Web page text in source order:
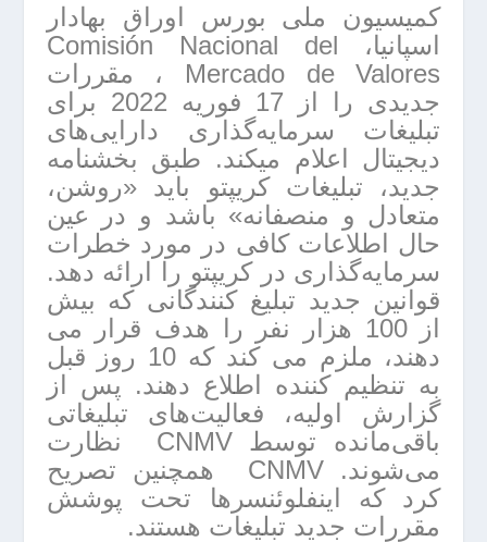
کمیسیون ملی بورس اوراق بهادار
اسپانیا، Comisión Nacional del
Mercado de Valores ، مقررات
جدیدی را از 17 فوریه 2022 برای
تبلیغات سرمایه‌گذاری دارایی‌های
دیجیتال اعلام میکند. طبق بخشنامه
جدید، تبلیغات کریپتو باید «روشن،
متعادل و منصفانه» باشد و در عین
حال اطلاعات کافی در مورد خطرات
سرمایه‌گذاری در کریپتو را ارائه دهد.
قوانین جدید تبلیغ کنندگانی که بیش
از 100 هزار نفر را هدف قرار می
دهند، ملزم می کند که 10 روز قبل
به تنظیم کننده اطلاع دهند. پس از
گزارش اولیه، فعالیت‌های تبلیغاتی
باقی‌مانده توسط CNMV نظارت
می‌شوند. CNMV همچنین تصریح
کرد که اینفلوئنسرها تحت پوشش
مقررات جدید تبلیغات هستند.